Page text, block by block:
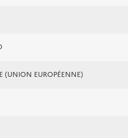
(UNION EUROPÉENNE)